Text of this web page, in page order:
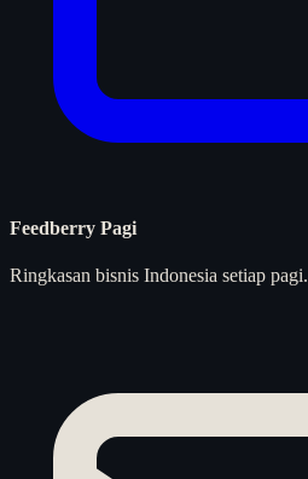
Feedberry Pagi
Ringkasan bisnis Indonesia setiap pagi.